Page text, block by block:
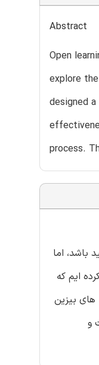
Abstract
Open
explore
designed
process.
باشد، اما
ایم که
های بیزین
و